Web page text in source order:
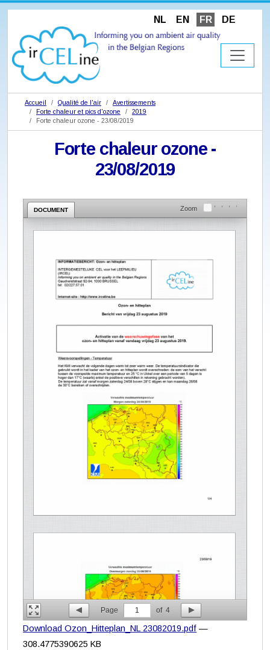
NL EN FR DE
Accueil Qualité de l'air
Avertissements
Forte chaleur et pics d'ozone
2019
Forte chaleur ozone - 23/08/2019
Forte chaleur ozone -
23/08/2019
DOCUMENT Zoom
Page 1 of 4
Download Ozon_Hitteplan_NL 23082019.pdf —
308.4775390625 KB